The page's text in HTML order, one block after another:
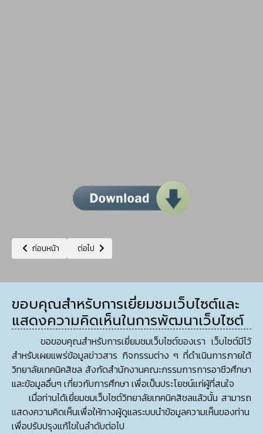
เนื้อหาก่อนหน้า: ตารางสอบปลายภาคเรียน ภาคเรียนที่ 2 ปีการศึกษา 2566
ก่อนหน้า เนื้อหาถัดไป: ประกาศผลการเรียน ระดับประกาศนียบัตรวิ
ต่อไป
ขอบคุณสำหรับการเยี่ยมชมเว็บไซต์และ
แสดงความคิดเห็นในการพัฒนาเว็บไซต์
ขอขอบคุณสำหรับการเยี่ยมชมเว็บไซต์ของเรา เว็บไซต์มีไว้
สำหรับเผยแพร่ข้อมูลข่าวสาร กิจกรรมต่าง ๆ ที่ดำเนินการภายใต้
วิทยาลัยเทคนิคสิชล สังกัดสำนักงานคณะกรรมการการอาชีวศึกษา
และข้อมูลอื่นๆ เกี่ยวกับการศึกษา เพื่อเป็นประโยชน์แก่ผู้ที่สนใจ
เมื่อท่านได้เยี่ยมชมเว็บไซต์วิทยาลัยเทคนิคสิชลแล้วนั้น สามารถ
แสดงความคิดเห็นเพื่อให้ทางผู้ดูแลระบบนำข้อมูลความเห็นของท่าน
เพื่อปรับปรุงแก้ไขในลำดับต่อไป